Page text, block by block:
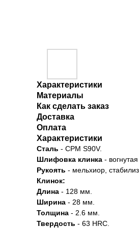
Характеристики
Материалы
Как сделать заказ
Доставка
Оплата
Характеристики
Сталь - CPM S90V.
Шлифовка клинка -
Рукоять - мельхиор,
Клинок:
Длина - 128 мм.
Ширина - 28 мм.
Толщина - 2.6 мм.
Твердость - 63 HRC.